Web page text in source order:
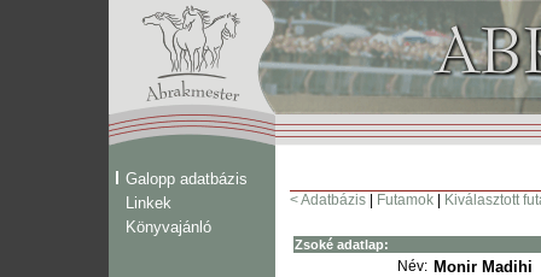
Galopp adatbázis
Linkek
Könyvajánló
< Adatbázis Futamok Kiválasztott
Zsoké adatlap:
Név: Monir Madihi